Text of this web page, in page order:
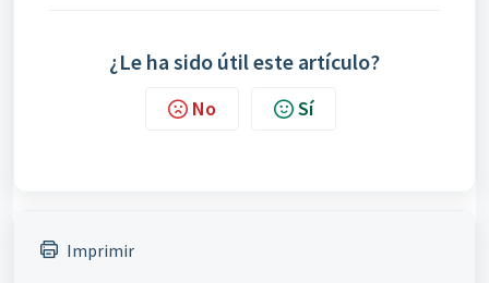
¿Le ha sido útil este artículo?
No Sí
Imprimir